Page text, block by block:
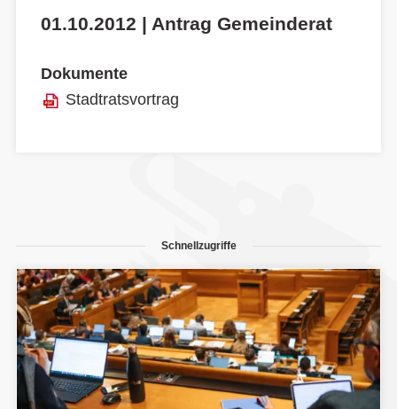
01.10.2012 | Antrag Gemeinderat
Dokumente
Stadtratsvortrag
Schnellzugriffe